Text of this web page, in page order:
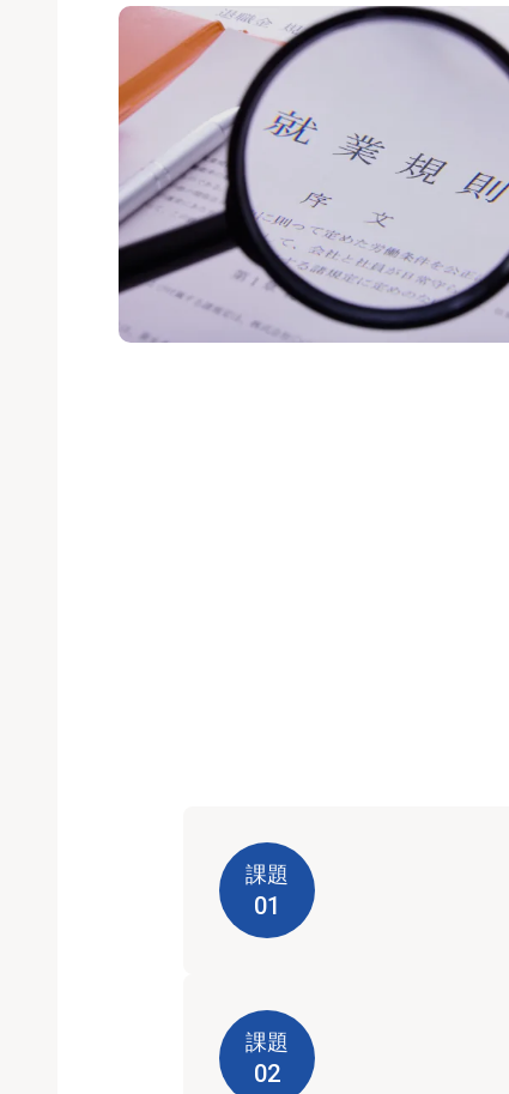
課題
01
課題
02